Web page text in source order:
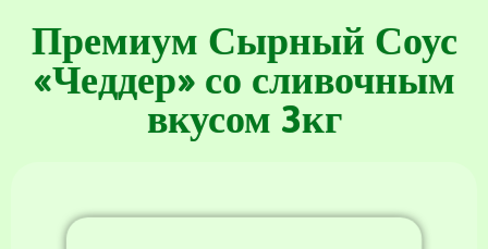
Премиум Сырный Соус
«Чеддер» со сливочным
вкусом 3кг